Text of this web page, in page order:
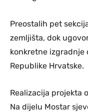
Preostalih pet
zemljišta, dok
konkretne izgradnje
Republike Hrvatske.
Realizacija projekta
Na dijelu Mostar